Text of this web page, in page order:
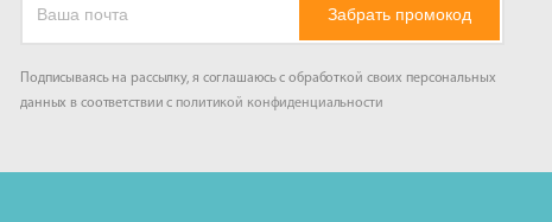
Забрать промокод
Подписываясь на рассылку, я соглашаюсь с обработкой своих персональных
данных в соответствии с политикой конфиденциальности